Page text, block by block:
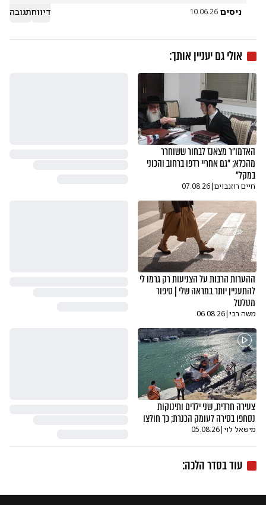
ניסים 10.06.26 דיווחתגובה
אולי גם יעניין אותך:
האדמו"ר מצאנז לבחור ששוחרר
מהכלא; "גם אחריי רדפו ברחוב והכוני
במקל"
חיים רוזנבוים|
07.08.26
ההערות הרבות על הצניעות רק גרמו לי
להתעניין יותר במראה שלי | סיפור
מטלטל
משה רבי|
06.08.26
צעירה חרדית, שני ילדים ותינוקות
נסחפו בסירה לעומק הכנרת; כך חולצו
מישאל לוי|
05.08.26
עוד בסדר הלכה: